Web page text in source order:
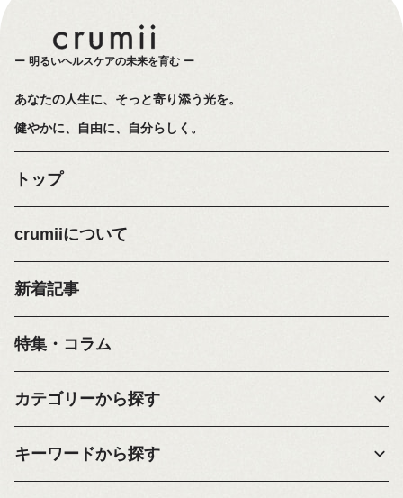
明るいヘルスケアの未来を育む
あなたの人生に、そっと寄り添う光を。
健やかに、自由に、自分らしく。
トップ
crumiiについて
新着記事
特集・コラム
カテゴリーから探す
キーワードから探す